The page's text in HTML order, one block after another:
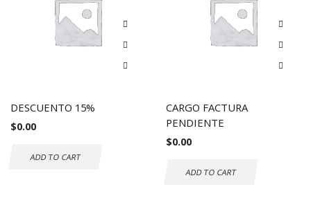
DESCUENTO 15%
$0.00
ADD TO CART
CARGO FACTURA
PENDIENTE
$0.00
ADD TO CART